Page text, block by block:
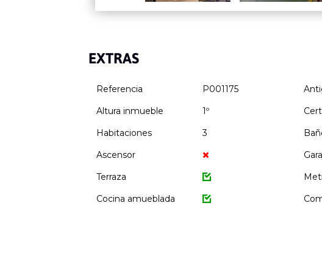
EXTRAS
Referencia P001175
Altura inmueble
1º
Habitaciones 3
Ascensor
Terraza
Cocina amueblada